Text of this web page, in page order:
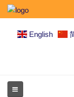
English